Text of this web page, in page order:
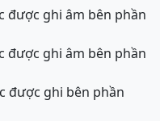
được ghi âm bên phần
được ghi âm bên phần
được ghi bên phần